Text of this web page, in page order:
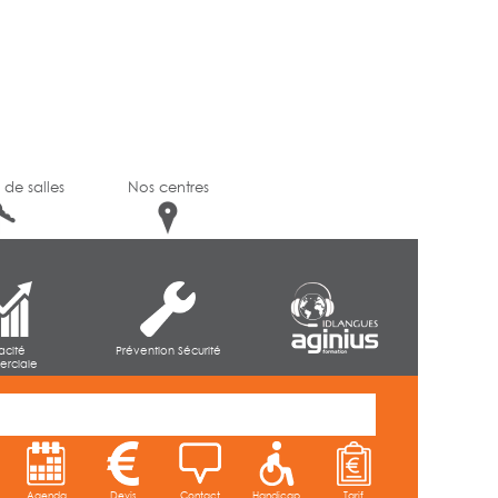
salles Nos centres
Prévention Sécurité
Agenda Devis Contact Handicap Tarif